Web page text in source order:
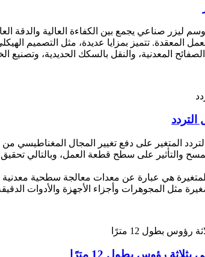
ليزر صناعي يجمع بين الكفاءة العالية والدقة
المعقدة. تتميز بمزايا عديدة، مثل التصميم
المعدنية، والنقل بالسكك الحديدية، وتصنيع
المتغير على دفع تغيير المجال المغناطيسي
والتأثير على سطح قطعة العمل، وبالتالي
هي عبارة عن معدات معالجة سطحية
مثل المجوهرات وأجزاء الأجهزة والأدوات
رؤوس بطول 12 مترًا